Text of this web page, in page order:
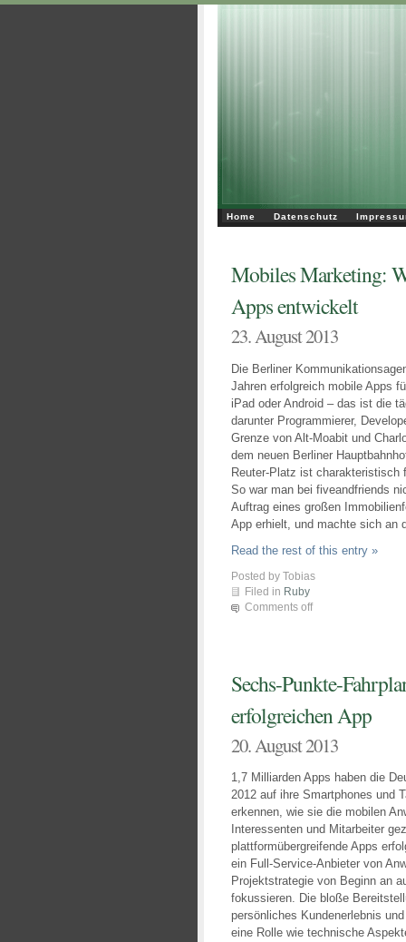
Home Datenschutz
Mobiles Marketing:
Apps entwickelt
23. August 2013
Die Berliner
Jahren erfolgreich mobile Apps
iPad oder Android – das ist die
darunter Programmierer,
Grenze von Alt-Moabit und
dem neuen Berliner
Reuter-Platz ist charakteristisch
So war man bei fiveandfriends
Auftrag eines großen
App erhielt, und machte sich an
Read the rest of this entry »
Posted by Tobias
Filed in Ruby
Comments off
Sechs-Punkte-
erfolgreichen App
20. August 2013
1,7 Milliarden Apps haben die
2012 auf ihre Smartphones und
erkennen, wie sie die mobilen
Interessenten und Mitarbeiter
plattformübergreifende Apps
ein Full-Service-Anbieter von
Projektstrategie von Beginn an
fokussieren. Die bloße
persönliches Kundenerlebnis
eine Rolle wie technische